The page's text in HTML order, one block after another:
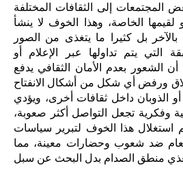
المجتمعات إلى الثقافات المختلفة
أو لقيمها الخاصة، وهذا الخوف لا ينشأ
بل كثيرا ما يتغذى من الصور
التي يتم تداولها عبر الإعلام أو
الشعور بعدم الأمان الثقافي يدفع
ورفض أي شكل من أشكال الانفتاح
الذوبان داخل ثقافات أخرى، ويؤدي
وفكرية تجعل التواصل أكثر صعوبة،
استغلال هذا الخوف لتبرير سياسات
العام ضد شعوب وحضارات معينة، مما
منطق الصدام بدل البحث عن سبل